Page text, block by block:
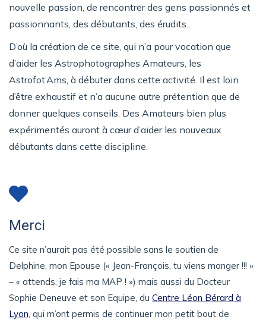
nouvelle passion, de rencontrer des gens passionnés et
passionnants, des débutants, des érudits…
D’où la création de ce site, qui n’a pour vocation que
d’aider les Astrophotographes Amateurs, les
Astrofot’Ams, à débuter dans cette activité. Il est loin
d’être exhaustif et n’a aucune autre prétention que de
donner quelques conseils. Des Amateurs bien plus
expérimentés auront à cœur d’aider les nouveaux
débutants dans cette discipline.
Merci
Ce site n’aurait pas été possible sans le soutien de
Delphine, mon Epouse (« Jean-François, tu viens manger !!! »
– « attends, je fais ma MAP ! ») mais aussi du Docteur
Sophie Deneuve et son Equipe, du Centre Léon Bérard à
Lyon , qui m’ont permis de continuer mon petit bout de